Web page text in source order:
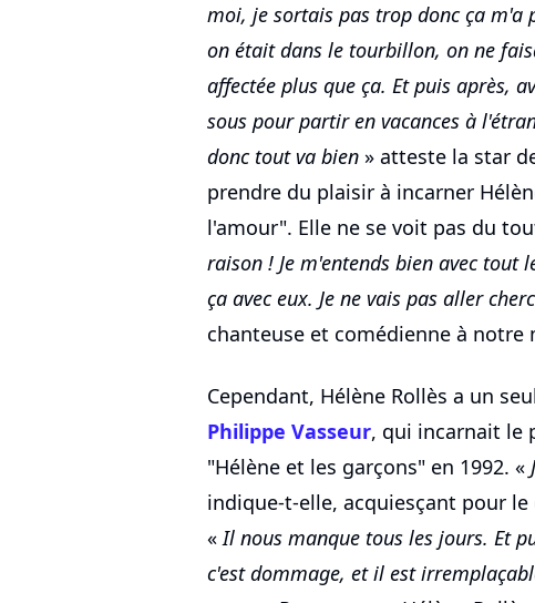
moi, je sortais pas trop donc ça m'a
on était dans le tourbillon, on ne
affectée plus que ça. Et puis après,
sous pour partir en vacances à
donc tout va bien » atteste la star
prendre du plaisir à incarner
l'amour". Elle ne se voit pas du
raison ! Je m'entends bien avec tout
ça avec eux. Je ne vais pas aller
chanteuse et comédienne à notre
Cependant, Hélène Rollès a un
Philippe Vasseur, qui incarnait le
"Hélène et les garçons" en 1992. «
indique-t-elle, acquiesçant pour
« Il nous manque tous les jours. Et
c'est dommage, et il est